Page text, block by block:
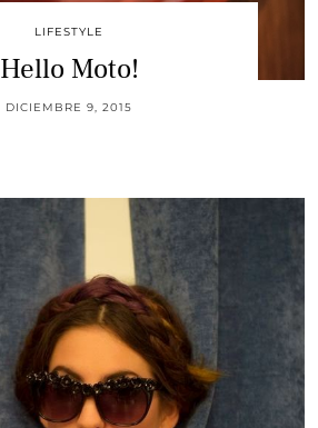
LIFESTYLE
Hello Moto!
DICIEMBRE 9, 2015